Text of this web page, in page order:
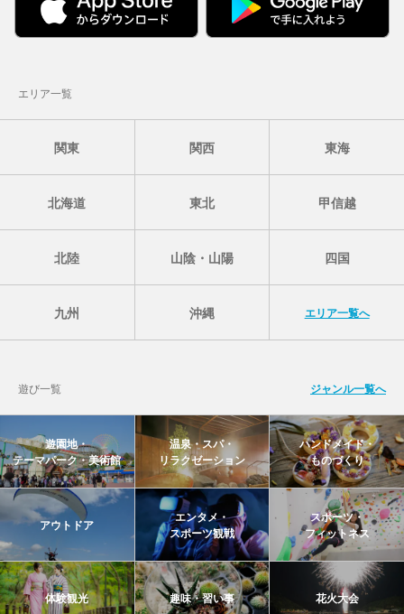
エリア一覧
関東 関西 東海
北海道 東北 甲信越
北陸 山陰・山陽 四国
九州 沖縄 エリア一覧へ
遊び一覧 ジャンル一覧へ
遊園地・
テーマパーク・美術館
温泉・スパ・
リラクゼーション
ハンドメイド・
ものづくり
アウトドア
エンタメ・
スポーツ観戦
スポーツ・
フィットネス
体験観光 趣味・習い事 花火大会